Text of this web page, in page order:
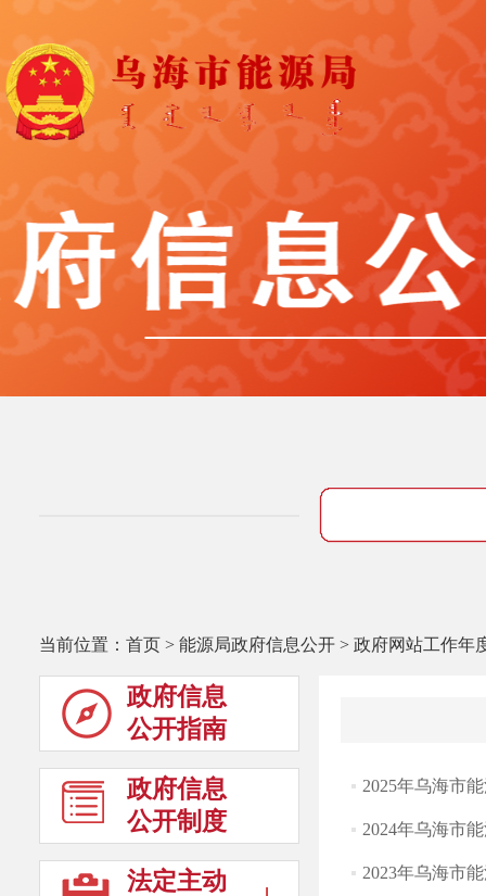
当前位置： 首页 > 能源局政府信息公开 > 政府网站工作年
政府信息
公开指南
政府信息
公开制度
法定主动
2025年乌海市
2024年乌海市
2023年乌海市